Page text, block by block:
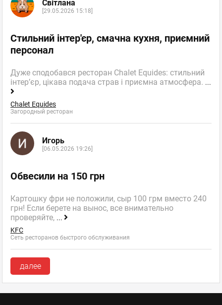
Світлана
[29.05.2026 15:18]
Стильний інтер'єр, смачна кухня, приємний
персонал
Дуже сподобався ресторан Chalet Equides: стильний
інтер’єр, цікава подача страв і приємна атмосфера. ...
Chalet Equides
Загородный ресторан
Игорь
[06.05.2026 19:26]
Обвесили на 150 грн
Картошку фри не положили, сыр 100 грм вместо 240
грн! Если берете на вынос, все внимательно
проверяйте, ...
KFC
Сеть ресторанов быстрого обслуживания
далее